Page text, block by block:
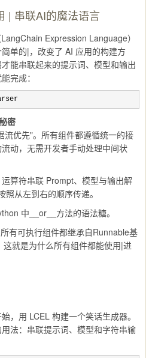
| 串联AI的魔法语言
Expression Language）
单的|，改变了 AI 应用的构建方
能串联起来的提示词、模型和输出
完成：
密
流优先"。所有组件都遵循统一的接
动，无需开发者手动处理中间状
算符串联 Prompt、模型与输出解
从左到右的顺序传递。
中__or__方法的语法糖。
有可执行组件都继承自Runnable基
就是为什么所有组件都能使用|进
，用 LCEL 构建一个笑话生成器。
法：串联提示词、模型和字符串输